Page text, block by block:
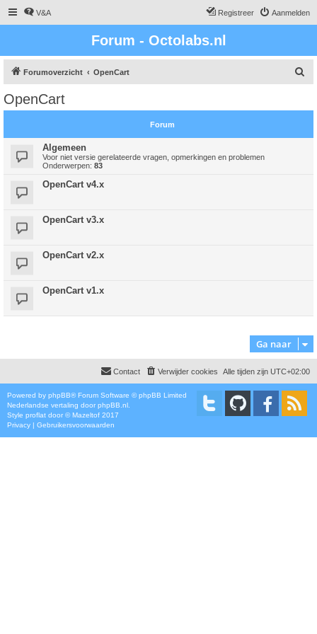
V&A Aanmelden
Registreer
Forum - Octolabs.nl
Forumoverzicht OpenCart
OpenCart
Forum
Algemeen
Voor niet versie gerelateerde vragen, opmerkingen en problemen
Onderwerpen: 83
OpenCart v4.x
OpenCart v3.x
OpenCart v2.x
OpenCart v1.x
Ga naar
Alle tijden zijn UTC+02:00
Verwijder cookies
Contact
Powered by phpBB® Forum Software © phpBB Limited
Nederlandse vertaling door phpBB.nl
Style proflat door ©Mazeltof 2017
Privacy | Gebruikersvoorwaarden